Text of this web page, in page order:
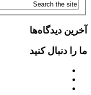
آخرین دیدگاه‌ها
ما را دنبال کنید